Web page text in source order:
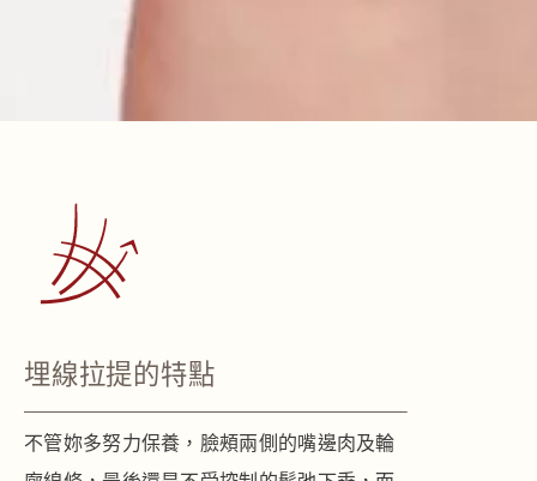
埋線拉提的特點
不管妳多努力保養，臉頰兩側的嘴邊肉及輪